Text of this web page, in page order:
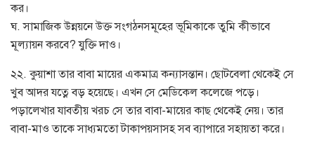
কর।
ঘ. সামাজিক উন্নয়নে উক্ত সংগঠনসমূহের ভূমিকাকে তুমি কীভাবে
মূল্যায়ন করবে? যুক্তি দাও।
২২. কুয়াশা তার বাবা মায়ের একমাত্র কন্যাসন্তান। ছোটবেলা থেকেই সে
খুব আদর যত্নে বড় হয়েছে। এখন সে মেডিকেল কলেজে পড়ে।
পড়ালেখার যাবতীয় খরচ সে তার বাবা-মায়ের কাছ থেকেই নেয়। তার
বাবা-মাও তাকে সাধ্যমতো টাকাপয়সাসহ সব ব্যাপারে সহায়তা করে।